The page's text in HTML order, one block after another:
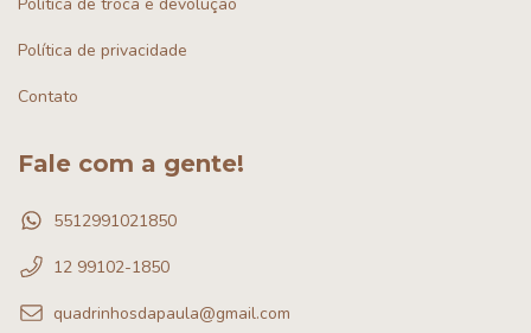
Política de privacidade
Contato
Fale com a gente!
5512991021850
12 99102-1850
quadrinhosdapaula@gmail.com